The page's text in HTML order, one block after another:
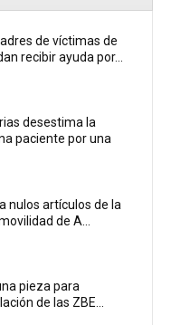
de víctimas de
recibir ayuda por...
desestima la
paciente por una
nulos artículos de la
de A...
pieza para
de las ZBE...